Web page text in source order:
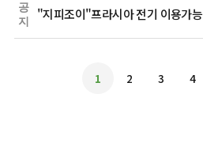
공
지
"지피조이"프라시아 전기 이용가능
1 2 3 4